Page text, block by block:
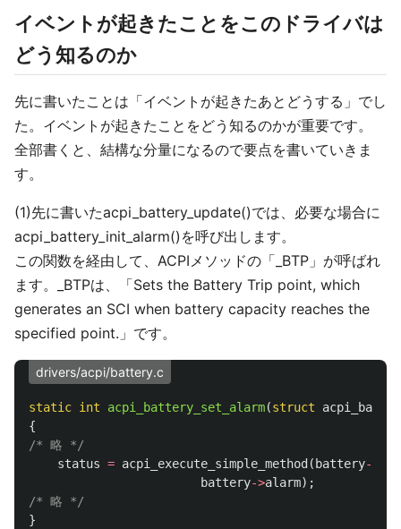
イベントが起きたことをこのドライバは
どう知るのか
先に書いたことは「イベントが起きたあとどうする」でし
た。イベントが起きたことをどう知るのかが重要です。
全部書くと、結構な分量になるので要点を書いていきま
す。
(1)先に書いたacpi_battery_update()では、必要な場合に
acpi_battery_init_alarm()を呼び出します。
この関数を経由して、ACPIメソッドの「_BTP」が呼ばれ
ます。_BTPは、「Sets the Battery Trip point, which
generates an SCI when battery capacity reaches the
specified point.」です。
drivers/acpi/battery.c
static int acpi_battery_set_alarm(struct
{
/* 略 */
status = acpi_execute_simple_method ( battery->
battery->alarm);
/* 略 */
}